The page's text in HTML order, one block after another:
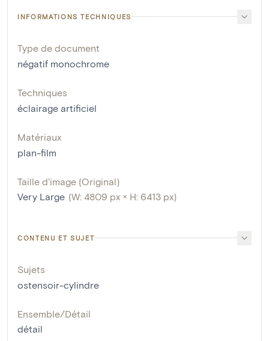
INFORMATIONS TECHNIQUES
Type de document
négatif monochrome
Techniques
éclairage artificiel
Matériaux
plan-film
Taille d'image (Original)
Very Large (W: 4809 px × H: 6413 px)
CONTENU ET SUJET
Sujets
ostensoir-cylindre
Ensemble/Détail
détail